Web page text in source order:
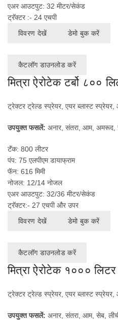
एअर आउटपुट: 32 मीटर/सेकंड
ट्रॅक्टर :- 24 एचपी
विवरण देखें
डेमो बुक करें
कैटलॉग डाउनलोड करें
मित्रा ऐरोटेक टर्बो ८००
ट्रेक्टर ट्रेल्ड स्प्रेयर, एयर ब्लास्ट स्प्रेयर,
उपयुक्त फसलें: अनार, संतरा, आम, अमरूद,
टॅंक: 800 लीटर
पंप: 75 एलपीएम डायाफ्राम
फॅन: 616 मिमी
नोजल: 12/14 नोजल
एअर आउटपुट: 32/36 मीटर/सेकंड
ट्रॅक्टर:- 27 एचपी और उपर
विवरण देखें
डेमो बुक करें
कैटलॉग डाउनलोड करें
मित्रा ऐरोटेक १००० लिटर
ट्रेक्टर ट्रेल्ड स्प्रेयर, एयर ब्लास्ट स्प्रेयर,
उपयुक्त फसलें: अनार, संतरा, आम, सेब,